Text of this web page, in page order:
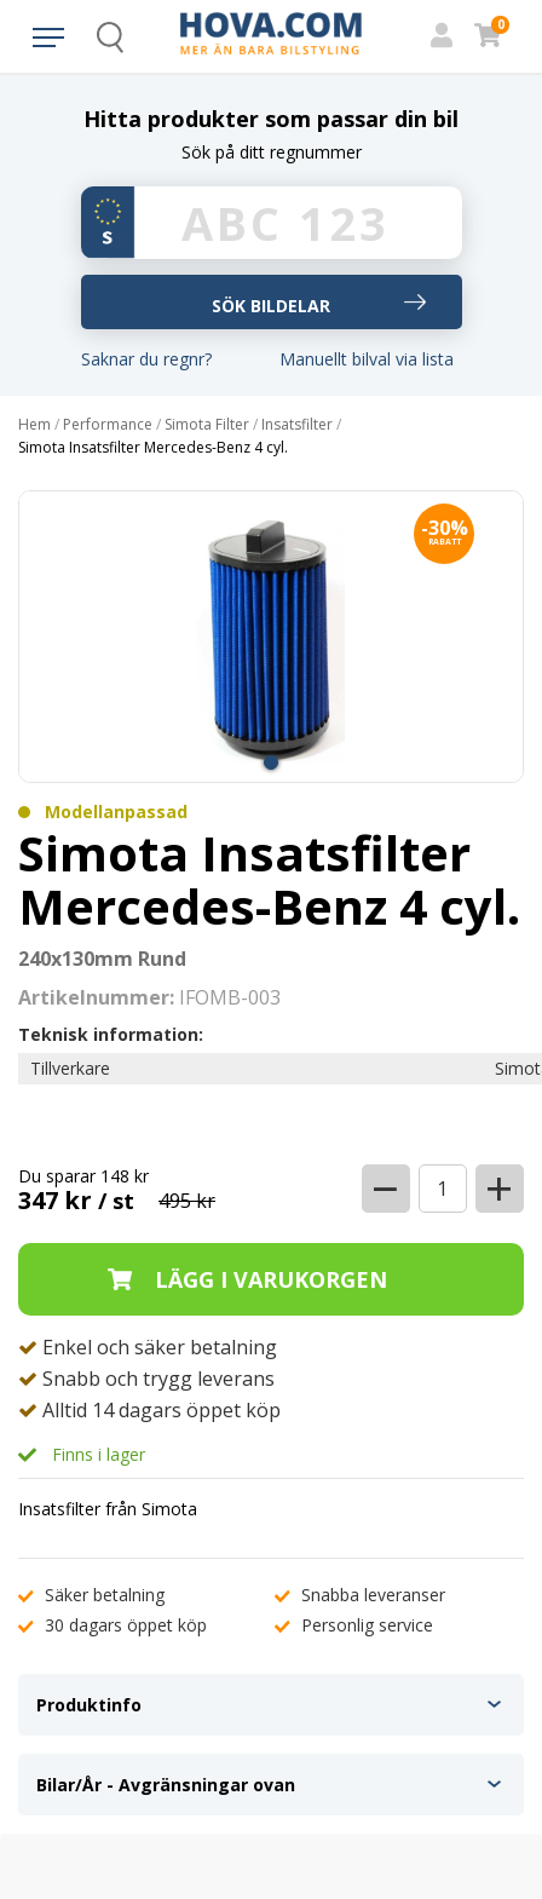
Search
0
Hitta produkter som passar din bil
Sök på ditt regnummer
Saknar du regnr? Manuellt bilval via lista
Hem / Performance / Simota Filter/ Insatsfilter/
Simota Insatsfilter Mercedes-Benz 4 cyl.
-30%
RABATT
Modellanpassad
Simota Insatsfilter
Mercedes-Benz 4 cyl.
240x130mm Rund
Artikelnummer: IFOMB-003
Teknisk information:
Tillverkare
347 kr / st 495 kr
Du sparar 148 kr − +
Enkel och säker betalning
Snabb och trygg leverans
Alltid 14 dagars öppet köp
Finns i lager
Insatsfilter från Simota
Säker betalning
Snabba leveranser
30 dagars öppet köp
Personlig service
Produktinfo
Bilar/År - Avgränsningar ovan